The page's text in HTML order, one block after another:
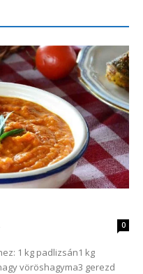
0
1 kg padlizsán1 kg
vöröshagyma3 gerezd